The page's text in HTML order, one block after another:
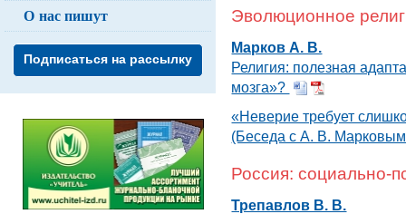
Эволюционное
Марков А. В.
Религия: полезная
мозга»?
«Неверие требует
(Беседа с А. В.
Россия: социально-
Трепавлов В. В.
О нас пишут
Подписаться на рассылку